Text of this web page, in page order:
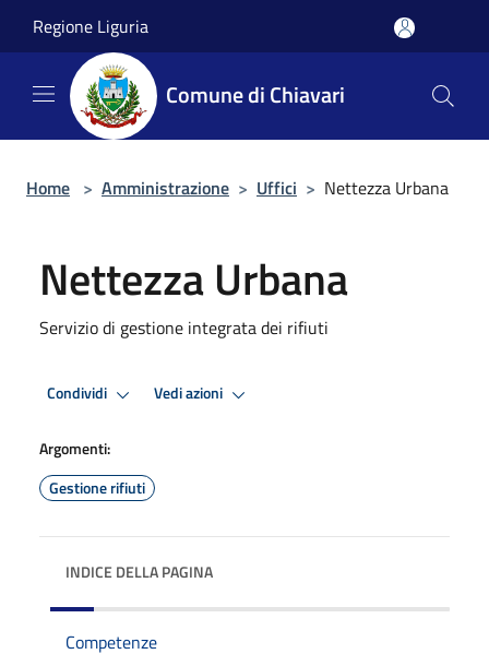
Regione Liguria
Comune di Chiavari
Home > Amministrazione > Uffici > Nettezza Urbana
Nettezza Urbana
Servizio di gestione integrata dei rifiuti
Condividi Vedi azioni
Argomenti:
Gestione rifiuti
INDICE DELLA PAGINA
Competenze